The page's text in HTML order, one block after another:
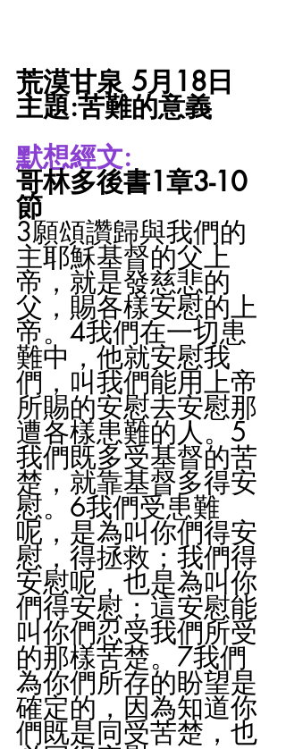
荒漠甘泉 5月18日
主題:苦難的意義
默想經文:
哥林多後書1章3-10
節
3願頌讚歸與我們的
主耶穌基督的父上
帝，就是發慈悲的
父，賜各樣安慰的上
帝。4我們在一切患
難中，他就安慰我
們，叫我們能用上帝
所賜的安慰去安慰那
遭各樣患難的人。5
我們既多受基督的苦
楚，就靠基督多得安
慰。6我們受患難
呢，是為叫你們得安
慰，得拯救；我們得
安慰呢，也是為叫你
們得安慰；這安慰能
叫你們忍受我們所受
的那樣苦楚。7我們
為你們所存的盼望是
確定的，因為知道你
們既是同受苦楚，也